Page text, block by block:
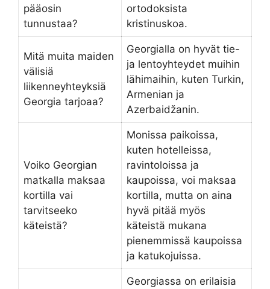
pääosin
tunnustaa?
ortodoksista
kristinuskoa.
Mitä muita maiden
välisiä
liikenneyhteyksiä
Georgia tarjoaa?
Georgialla on hyvät tie-
ja lentoyhteydet muihin
lähimaihin, kuten Turkin,
Armenian ja
Azerbaidžanin.
Voiko Georgian
matkalla maksaa
kortilla vai
tarvitseeko
käteistä?
Monissa paikoissa,
kuten hotelleissa,
ravintoloissa ja
kaupoissa, voi maksaa
kortilla, mutta on aina
hyvä pitää myös
käteistä mukana
pienemmissä kaupoissa
ja katukojuissa.
Georgiassa on erilaisia